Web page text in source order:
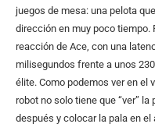
juegos de mesa: una pelota
dirección en muy poco tiempo.
reacción de Ace, con una
milisegundos frente a unos
élite. Como podemos ver en el
robot no solo tiene que “ver”
después y colocar la pala en